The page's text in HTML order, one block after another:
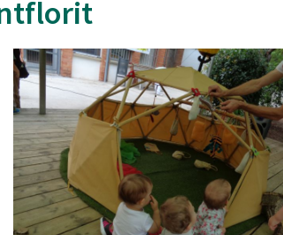
Retiment de Comptes
Accés a Informació Pública
Dades Obertes
Catàleg de Serveis i Tràmits
Entitats
Equipaments
Mercats Municipals
Webs Municipals